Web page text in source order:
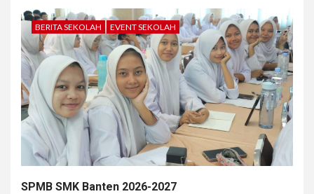
BERITA SEKOLAH EVENT SEKOLAH
SPMB SMK Banten 2026-2027